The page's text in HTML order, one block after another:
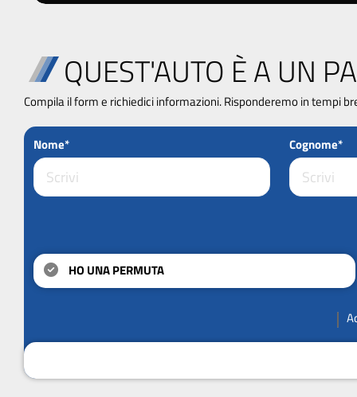
QUEST'AUTO È A UN
Compila il form e richiedici informazioni. Risponderemo in tempi
Nome* Cognome*
HO UNA PERMUTA